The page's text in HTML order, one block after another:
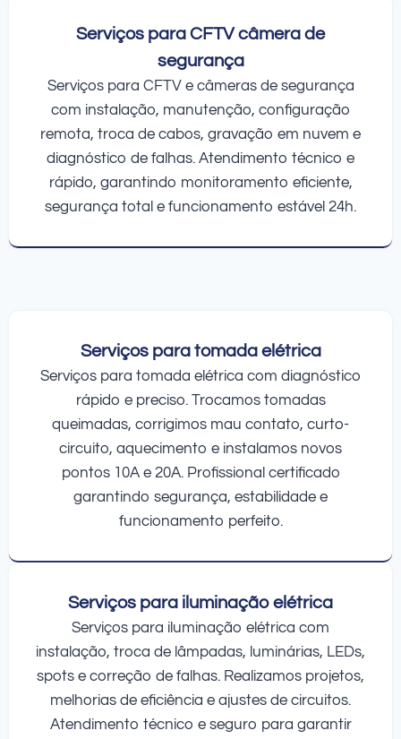
Serviços para CFTV câmera de
segurança
Serviços para CFTV e câmeras de segurança
com instalação, manutenção, configuração
remota, troca de cabos, gravação em nuvem e
diagnóstico de falhas. Atendimento técnico e
rápido, garantindo monitoramento eficiente,
segurança total e funcionamento estável 24h.
Serviços para tomada elétrica
Serviços para tomada elétrica com diagnóstico
rápido e preciso. Trocamos tomadas
queimadas, corrigimos mau contato, curto-
circuito, aquecimento e instalamos novos
pontos 10A e 20A. Profissional certificado
garantindo segurança, estabilidade e
funcionamento perfeito.
Serviços para iluminação elétrica
Serviços para iluminação elétrica com
instalação, troca de lâmpadas, luminárias, LEDs,
spots e correção de falhas. Realizamos projetos,
melhorias de eficiência e ajustes de circuitos.
Atendimento técnico e seguro para garantir